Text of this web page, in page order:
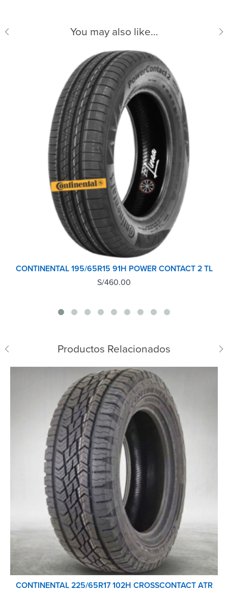
You may also like…
CONTINENTAL 195/65R15 91H POWER CONTACT 2 TL
S/460.00
Productos Relacionados
CONTINENTAL 225/65R17 102H CROSSCONTACT ATR